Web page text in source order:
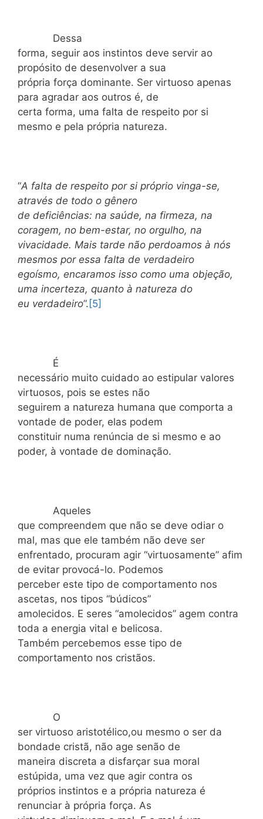
Dessa
forma, seguir aos instintos deve servir ao
propósito de desenvolver a sua
própria força dominante. Ser virtuoso apenas
para agradar aos outros é, de
certa forma, uma falta de respeito por si
mesmo e pela própria natureza.
“A falta de respeito por si próprio vinga-se,
através de todo o gênero
de deficiências: na saúde, na firmeza, na
coragem, no bem-estar, no orgulho, na
vivacidade. Mais tarde não perdoamos à nós
mesmos por essa falta de verdadeiro
egoísmo, encaramos isso como uma objeção,
uma incerteza, quanto à natureza do
eu verdadeiro”. [5]
É
necessário muito cuidado ao estipular valores
virtuosos, pois se estes não
seguirem a natureza humana que comporta a
vontade de poder, elas podem
constituir numa renúncia de si mesmo e ao
poder, à vontade de dominação.
Aqueles
que compreendem que não se deve odiar o
mal, mas que ele também não deve ser
enfrentado, procuram agir “virtuosamente” afim
de evitar provocá-lo. Podemos
perceber este tipo de comportamento nos
ascetas, nos tipos “búdicos”
amolecidos. E seres “amolecidos” agem contra
toda a energia vital e belicosa.
Também percebemos esse tipo de
comportamento nos cristãos.
O
ser virtuoso aristotélico,ou mesmo o ser da
bondade cristã, não age senão de
maneira discreta a disfarçar sua moral
estúpida, uma vez que agir contra os
próprios instintos e a própria natureza é
renunciar à própria força. As